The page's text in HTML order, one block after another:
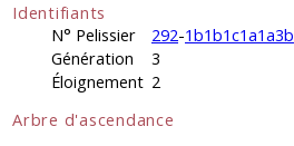
Identifiants
N° Pelissier
292-1b1b1c1a1a3b
Génération
3
Éloignement 2
Arbre d'ascendance